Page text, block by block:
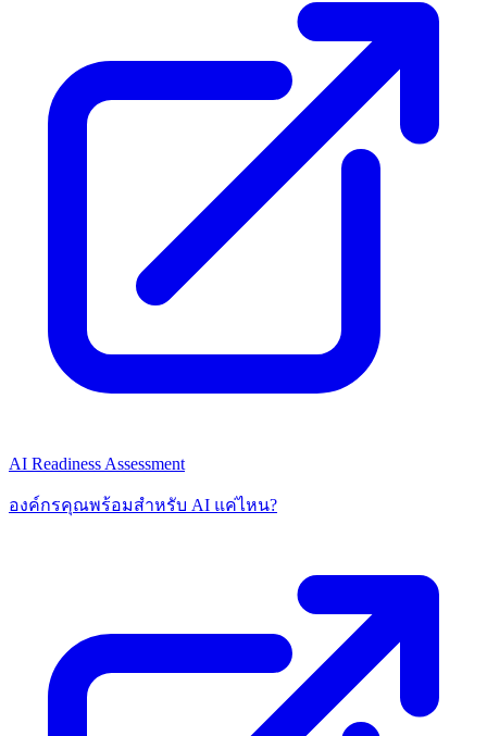
AI Readiness Assessment
องค์กรคุณพร้อมสำหรับ AI แค่ไหน?